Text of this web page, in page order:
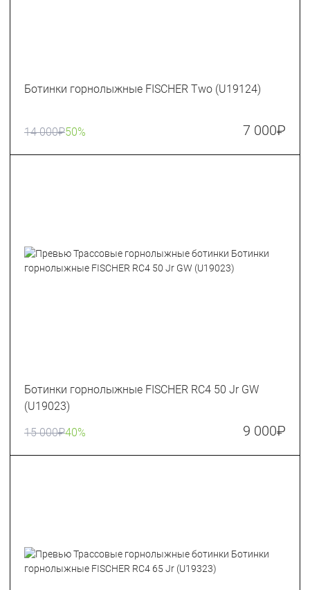
Ботинки горнолыжные FISCHER Two (U19124)
14 000₽50% 7 000₽
Ботинки горнолыжные FISCHER RC4 50 Jr GW
(U19023)
15 000₽40% 9 000₽